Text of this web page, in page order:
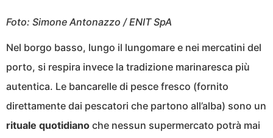
Foto: Simone Antonazzo / ENIT SpA
Nel borgo basso, lungo il lungomare e nei mercatini del
porto, si respira invece la tradizione marinaresca più
autentica. Le bancarelle di pesce fresco (fornito
direttamente dai pescatori che partono all’alba) sono un
rituale quotidiano che nessun supermercato potrà mai